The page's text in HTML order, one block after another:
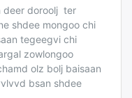
deer doroolj ter
shdee mongoo chi
tegeegvi chi
zowlongoo
olz bolj baisaan
bsan shdee